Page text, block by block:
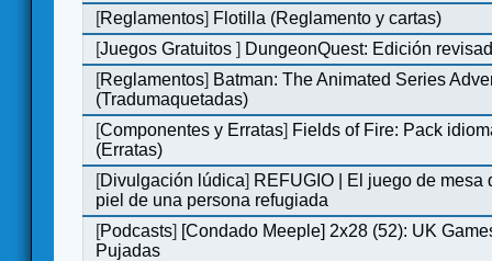
[Reglamentos] Flotilla (Reglamento y cartas)
[Juegos Gratuitos] DungeonQuest: Edición
[Reglamentos] Batman: The Animated Series
(Tradumaquetadas)
[Componentes y Erratas] Fields of Fire: Pack
(Erratas)
[Divulgación lúdica] REFUGIO | El juego de mesa
piel de una persona refugiada
[Podcasts] [Condado Meeple] 2x28 (52): UK
Pujadas